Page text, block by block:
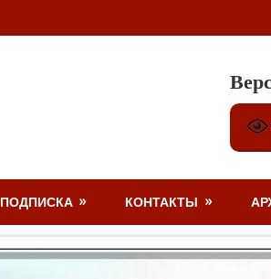
ПОДПИСКА КОНТАКТЫ